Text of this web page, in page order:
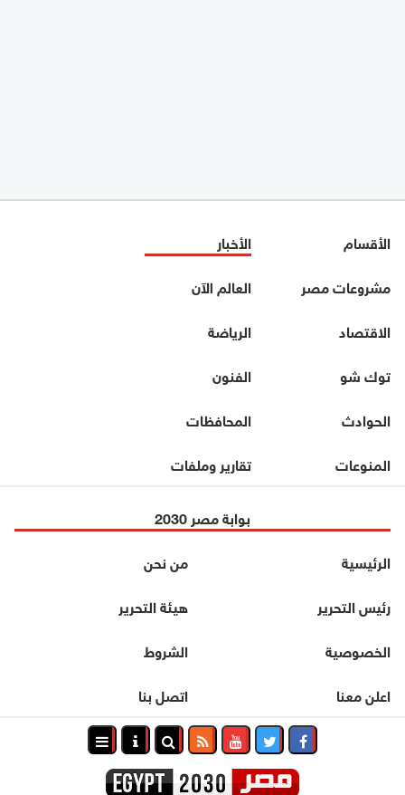
الأقسام
الأخبار
مشروعات مصر
العالم الآن
الاقتصاد
الرياضة
توك شو
الفنون
الحوادث
المحافظات
المنوعات
تقارير وملفات
بوابة مصر 2030
الرئيسية
من نحن
رئيس التحرير
هيئة التحرير
الخصوصية
الشروط
اعلن معنا
اتصل بنا